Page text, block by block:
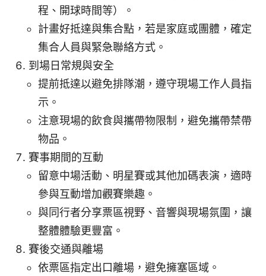
程、開球時間等）。
計畫好抵達與集合點，若是家庭或團體，確定
集合人員與緊急聯絡方式。
到場日常規與安全
提前抵達以避免排隊潮，遵守現場工作人員指
示。
注意現場的飲食與攜帶物限制，避免攜帶禁帶
物品。
賽事期間的互動
留意中場活動、明星賽或其他加碼表演，適時
參與互動增加觀賽樂趣。
與同行者分享票區視野、音響與現場氛圍，讓
整體體驗更豐富。
賽後交通與離場
依票區指定出口離場，避免擁塞區域。